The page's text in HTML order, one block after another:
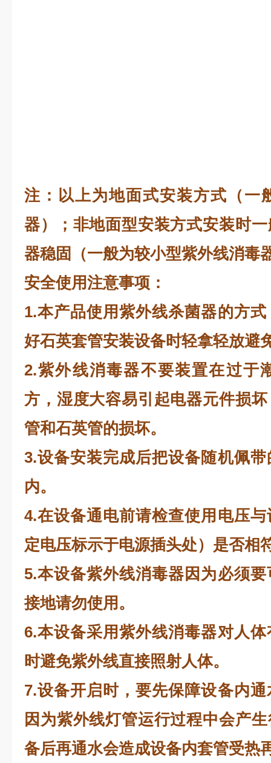
注：以上为地面式安装方式（一
器）；非地面型安装方式安装时
器稳固（一般为较小型紫外线消毒
安全使用注意事项：
1.本产品使用紫外线杀菌器的方
好石英套管安装设备时轻拿轻放避
2.紫外线消毒器不要装置在过于
方，湿度大容易引起电器元件损
管和石英管的损坏。
3.设备安装完成后把设备随机佩
内。
4.在设备通电前请检查使用电压
定电压标示于电源插头处）是否相
5.本设备紫外线消毒器因为必须
接地请勿使用。
6.本设备采用紫外线消毒器对人
时避免紫外线直接照射人体。
7.设备开启时，要先保障设备内
因为紫外线灯管运行过程中会产
备后再通水会造成设备内套管受热